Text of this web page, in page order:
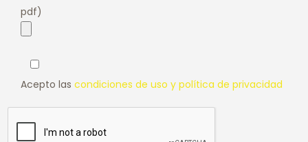
pdf)
Acepto las condiciones de uso y política de privacidad